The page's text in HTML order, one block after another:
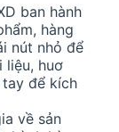
ban hành
hàng
nút nhỏ để
liệu, huơ
để kích
về sản